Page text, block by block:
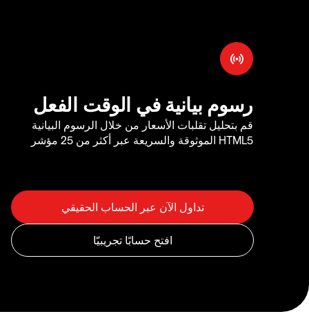
رسوم بيانية في الوقت الفعل
قم بتحليل تقلبات الأسعار من خلال الرسوم البيانية
HTML5 الموثوقة والسريعة عبر أكثر من 25 مؤشر